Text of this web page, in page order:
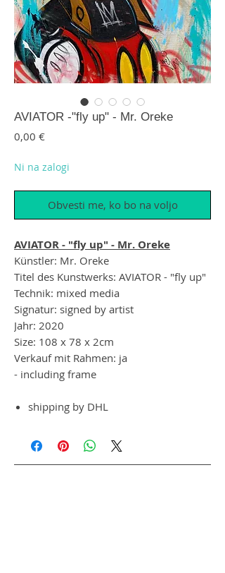
AVIATOR -"fly up" - Mr. Oreke
0,00 €Price
Ni na zalogi
Obvesti me, ko bo na voljo
AVIATOR - "fly up" - Mr. Oreke
Künstler: Mr. Oreke
Titel des Kunstwerks: AVIATOR - "fly up"
Technik: mixed media
Signatur: signed by artist
Jahr: 2020
Size: 108 x 78 x 2cm
Verkauf mit Rahmen: ja
- including frame
shipping by DHL